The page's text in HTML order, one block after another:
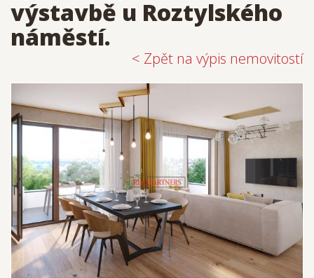
výstavbě u Roztylského
náměstí.
< Zpět na výpis nemovitostí